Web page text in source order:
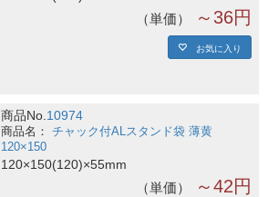
単価 ～36円
お気に入り
商品No. 10974
チャック付ALスタンド袋 薄黄
120×150
120×150(120)×55mm
単価 ～42円